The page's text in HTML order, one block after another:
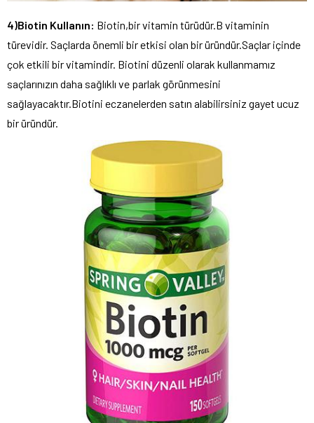
4)Biotin Kullanın: Biotin,bir vitamin türüdür.B vitaminin
türevidir. Saçlarda önemli bir etkisi olan bir üründür.Saçlar içinde
çok etkili bir vitamindir. Biotini düzenli olarak kullanmamız
saçlarınızın daha sağlıklı ve parlak görünmesini
sağlayacaktır.Biotini eczanelerden satın alabilirsiniz gayet ucuz
bir üründür.